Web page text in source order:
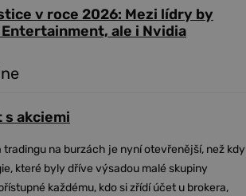
v roce 2026: Mezi lídry by
ale i Nvidia
akciemi
na burzách je nyní otevřenější, než kdy
které byly dříve výsadou malé skupiny
každému, kdo si zřídí účet u brokera,